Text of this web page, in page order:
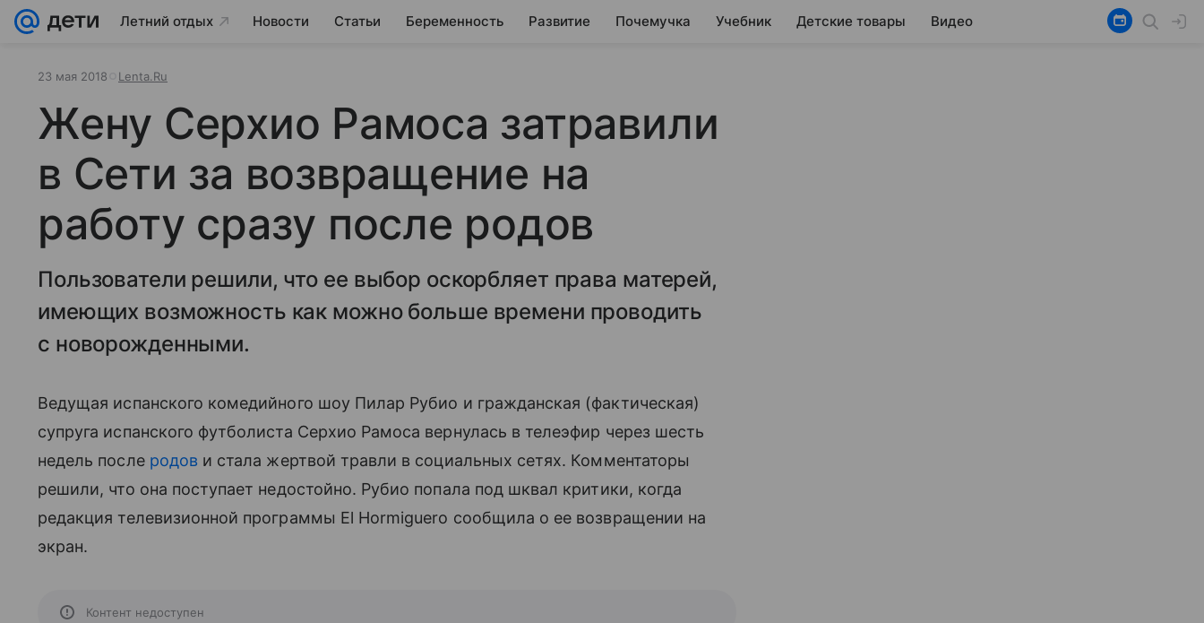
Летний отдых Новости Статьи Беременность Развитие Почемучка Учебник Детские товары Видео
23 мая 2018 Lenta.Ru
Жену Серхио Рамоса затравили
в Сети за возвращение на
работу сразу после родов
Пользователи решили, что ее выбор оскорбляет права матерей,
имеющих возможность как можно больше времени проводить
с новорожденными.
Ведущая испанского комедийного шоу Пилар Рубио и гражданская (фактическая)
супруга испанского футболиста Серхио Рамоса вернулась в телеэфир через шесть
недель после родов и стала жертвой травли в социальных сетях. Комментаторы
решили, что она поступает недостойно. Рубио попала под шквал критики, когда
редакция телевизионной программы El Hormiguero сообщила о ее возвращении на
экран.
Контент недоступен